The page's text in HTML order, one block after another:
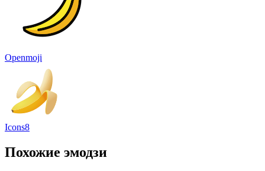
Openmoji
Icons8
Похожие эмодзи